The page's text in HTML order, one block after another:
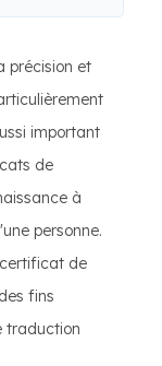
précision et
important
de
à
personne.
de
fins
traduction